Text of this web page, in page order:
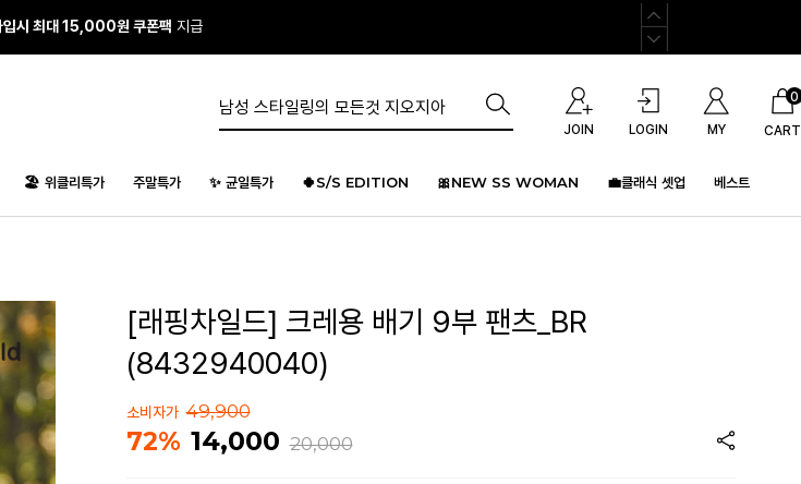
앱다운 3,000원쿠폰 증정
JOIN LOGIN MY CART
0
🏖️ 위클리특가 주말특가 ✨ 균일특가 🍀S/S EDITION 🎀NEW SS WOMAN 💼클래식 셋업 베스트
[래핑차일드] 크레용 배기 9부 팬츠_BR
(8432940040)
소비자가 49,900
72% 14,000 20,000